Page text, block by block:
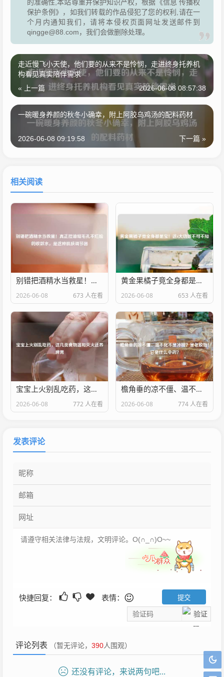
的准确性,本站尊重并保护知识产权，根据《信息 传播权
保护条例》，如我们转载的作品侵犯了您的权利,请在一
个月内通知我们，请将本侵权页面网址发送邮件到
qingge@88.com，我们会做删除处理。
走近慢飞小天使，他们要的从来不是怜悯，走进终身托养机
构看见真实陪伴需求
« 上一篇 2026-06-08 08:57:38
一碗暖身养颜的秋冬小确幸，附上阿胶乌鸡汤的配料药材
下一篇 »
2026-06-08 09:19:58
相关阅读
别错把酒精水当救星！真正控油缩毛孔不烂脸的收敛水，是这种肌肤调节器
2026-06-08 673 人在看
黄金果橘子竟全身都是宝！这6大功效不可不知
2026-06-08 653 人在看
宝宝上火别乱吃药，这几类食物温和灭火还养脾胃
2026-06-08 772 人在看
檐角垂的凉不僵、温不化不是冰棱？是老胶饴！它是什么中药？
2026-06-08 774 人在看
发表评论
快捷回复： 表情：
评论列表 （暂无评论， 390人围观）
还没有评论，来说两句吧...